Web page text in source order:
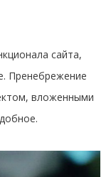
сайта,
Пренебрежение
вложенными